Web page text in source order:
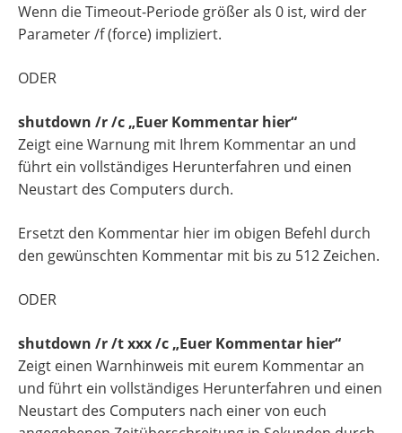
Wenn die Timeout-Periode größer als 0 ist, wird der
Parameter /f (force) impliziert.
ODER
shutdown /r /c „Euer Kommentar hier“
Zeigt eine Warnung mit Ihrem Kommentar an und
führt ein vollständiges Herunterfahren und einen
Neustart des Computers durch.
Ersetzt den Kommentar hier im obigen Befehl durch
den gewünschten Kommentar mit bis zu 512 Zeichen.
ODER
shutdown /r /t xxx /c „Euer Kommentar hier“
Zeigt einen Warnhinweis mit eurem Kommentar an
und führt ein vollständiges Herunterfahren und einen
Neustart des Computers nach einer von euch